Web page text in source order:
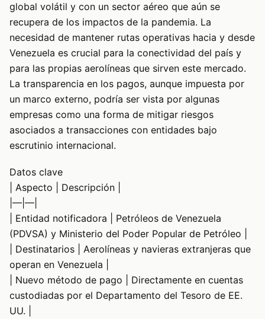
global volátil y con un sector aéreo que aún se
recupera de los impactos de la pandemia. La
necesidad de mantener rutas operativas hacia y desde
Venezuela es crucial para la conectividad del país y
para las propias aerolíneas que sirven este mercado.
La transparencia en los pagos, aunque impuesta por
un marco externo, podría ser vista por algunas
empresas como una forma de mitigar riesgos
asociados a transacciones con entidades bajo
escrutinio internacional.
Datos clave
| Aspecto | Descripción |
|—|—|
| Entidad notificadora | Petróleos de Venezuela
(PDVSA) y Ministerio del Poder Popular de Petróleo |
| Destinatarios | Aerolíneas y navieras extranjeras que
operan en Venezuela |
| Nuevo método de pago | Directamente en cuentas
custodiadas por el Departamento del Tesoro de EE.
UU. |